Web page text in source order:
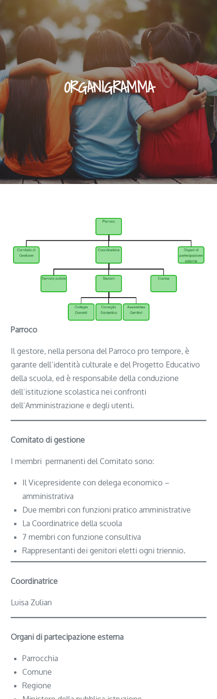
ORGANIGRAMMA
Parroco
Il gestore, nella persona del Parroco pro tempore, è
garante dell’identità culturale e del Progetto Educativo
della scuola, ed è responsabile della conduzione
dell’istituzione scolastica nei confronti
dell’Amministrazione e degli utenti.
Comitato di gestione
I membri permanenti del Comitato sono:
Il Vicepresidente con delega economico –
amministrativa
Due membri con funzioni pratico amministrative
La Coordinatrice della scuola
7 membri con funzione consultiva
Rappresentanti dei genitori eletti ogni triennio.
Coordinatrice
Luisa Zulian
Organi di partecipazione esterna
Parrocchia
Comune
Regione